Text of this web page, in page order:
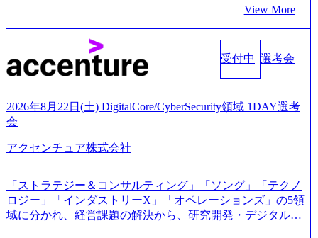
験3年以上の方はGAB受検免除、書類選考のみ。 書類選考
通過後に、GAB試験に合格している方へ1day選考会当日の
ご案内をさせていただきます。 急速なグローバル化により
既存事業では成長戦略を描く事が困難になった大手企業を
サポートするため、新規事業立案や既存事業のトランスフ
たします。 (1)既存または新規大手事業会社から依頼された
「経営戦略」等のコンサルティング支援を行います。クラ
イアントは各業界上位5社をターゲットとし、特にCXOクラ
スから「新規事業戦略」「既存事業のトランスフォーメー
略」案件をメインとしたコンサルティングを行います ＜プ
ロジェクト一部抜粋＞ ・海外事業(新規・既存)事業のビジ
ネスモデル検討支援 ・金融領域におけるAIを活用した事業
業、通信業界に強みがあり、ヘルスケアな業界は広げてい
く予定 インセンティブ支給という他社にはない制度 ワンプ
ール制を敷く、柔軟な組織 2026年8月15日(土) 10:00以降開
始～ 2026年8月7日(金) 16:00 ※枠が限られておりますので、
ご応募いただいてもご対応できない可能性がございます ※
ご応募者様については、1dayではなく通常選考でのご案内
とさせていただきます ● 面接(1次・最終を一度の面接で実
てご連絡させていただきます。 ● 一日で最終面接まで完了
日面接や面談のお時間をいただく場合がございます ● 面
接、条件面談それぞれ最大1時間を想定しております ・実施
前日までに日程およびURLを共有させていただきます ・面
接および条件面談ともに、どの時間開始となってもご対応
View More
受付中 選考会
2026年8月22日(土) DigitalCore/CyberSecurity領域 1DAY選考
会
アクセンチュア株式会社
「ストラテジー＆コンサルティング」「ソング」「テクノ
ロジー」「インダストリーX」「オペレーションズ」の5領
域に分かれ、経営課題の解決から、研究開発・デジタル・